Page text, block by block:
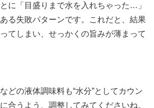
に「目盛りまで水を入れちゃった…」
る失敗パターンです。これだと、結果
てしまい、せっかくの旨みが薄まって
どの液体調味料も“水分”としてカウン
合うよう、調整してみてくださいね。